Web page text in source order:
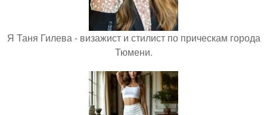
Я Таня Гилева - визажист и стилист по прическам города
Тюмени.